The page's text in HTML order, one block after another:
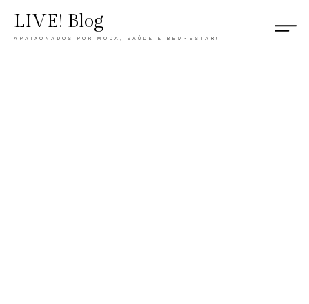
LIVE! Blog
APAIXONADOS POR MODA, SAÚDE E BEM-ESTAR!